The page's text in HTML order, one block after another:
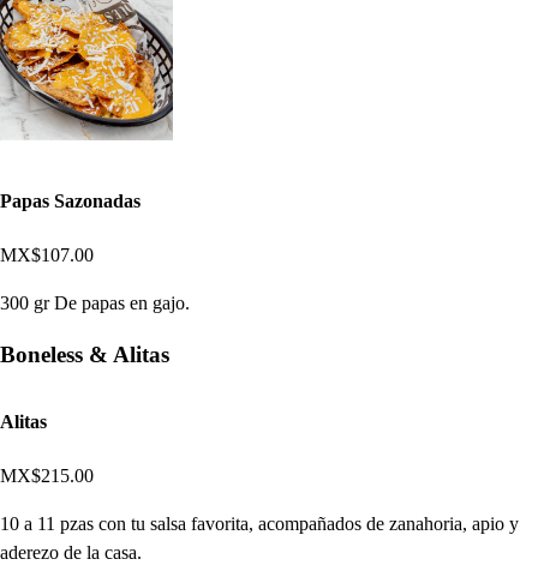
Papas Sazonadas
MX$107.00
300 gr De papas en gajo.
Boneless & Alitas
Alitas
MX$215.00
10 a 11 pzas con tu salsa favorita, acompañados de zanahoria, apio y
aderezo de la casa.